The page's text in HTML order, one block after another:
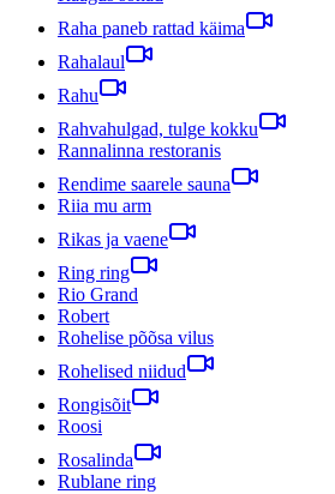
Raha paneb rattad käima
Rahalaul
Rahu
Rahvahulgad, tulge kokku
Rannalinna restoranis
Rendime saarele sauna
Riia mu arm
Rikas ja vaene
Ring ring
Rio Grand
Robert
Rohelise põõsa vilus
Rohelised niidud
Rongisõit
Roosi
Rosalinda
Rublane ring